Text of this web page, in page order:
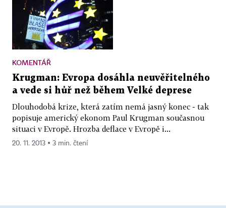
KOMENTÁŘ
Krugman: Evropa dosáhla neuvěřitelného
a vede si hůř než během Velké deprese
Dlouhodobá krize, která zatím nemá jasný konec - tak
popisuje americký ekonom Paul Krugman současnou
situaci v Evropě. Hrozba deflace v Evropě i...
20. 11. 2013 ▪ 3 min. čtení